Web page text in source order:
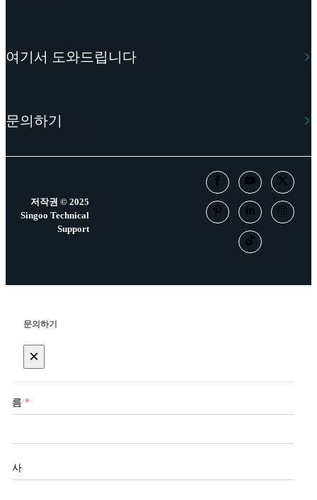
여기서 도와드립니다
문의하기
저작권 © 2025
Singoo Technical
Support
문의하기
×
이름 *
회사